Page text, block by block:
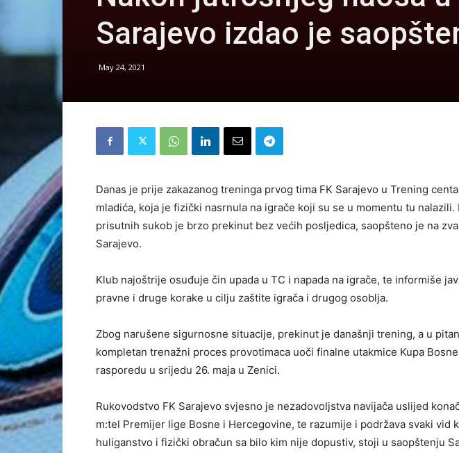
Sarajevo izdao je
May 24, 2021
Danas je prije zakazanog treninga prvog tima FK Sarajevo u Trening
mladića, koja je fizički nasrnula na igrače koji su se u momentu tu nalazili.
prisutnih sukob je brzo prekinut bez većih posljedica, saopšteno je na
Sarajevo.
Klub najoštrije osuđuje čin upada u TC i napada na igrače, te informiše
pravne i druge korake u cilju zaštite igrača i drugog osoblja.
Zbog narušene sigurnosne situacije, prekinut je današnji trening, a u
kompletan trenažni proces provotimaca uoči finalne utakmice Kupa
rasporedu u srijedu 26. maja u Zenici.
Rukovodstvo FK Sarajevo svjesno je nezadovoljstva navijača uslijed
m:tel Premijer lige Bosne i Hercegovine, te razumije i podržava svaki vid
huliganstvo i fizički obračun sa bilo kim nije dopustiv, stoji u saopštenju